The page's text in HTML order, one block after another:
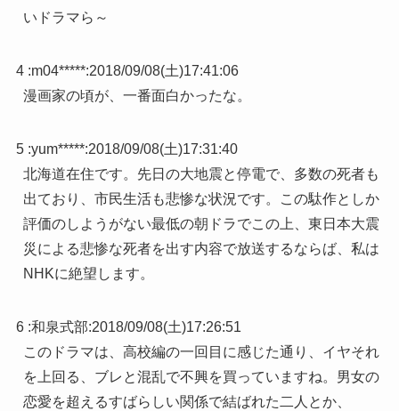
いドラマら～
4 :m04*****:2018/09/08(土)17:41:06
漫画家の頃が、一番面白かったな。
5 :yum*****:2018/09/08(土)17:31:40
北海道在住です。先日の大地震と停電で、多数の死者も
出ており、市民生活も悲惨な状況です。この駄作としか
評価のしようがない最低の朝ドラでこの上、東日本大震
災による悲惨な死者を出す内容で放送するならば、私は
NHKに絶望します。
6 :和泉式部:2018/09/08(土)17:26:51
このドラマは、高校編の一回目に感じた通り、イヤそれ
を上回る、ブレと混乱で不興を買っていますね。男女の
恋愛を超えるすばらしい関係で結ばれた二人とか、